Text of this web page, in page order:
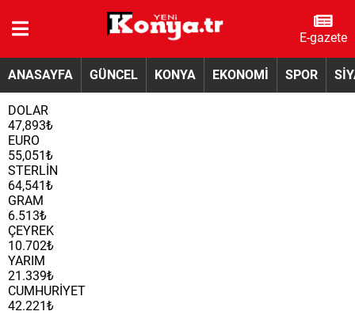
E-gazete
ANASAYFA GÜNCEL KONYA EKONOMİ SPOR
DOLAR
47,893₺
EURO
55,051₺
STERLİN
64,541₺
GRAM
6.513₺
ÇEYREK
10.702₺
YARIM
21.339₺
CUMHURİYET
42.221₺